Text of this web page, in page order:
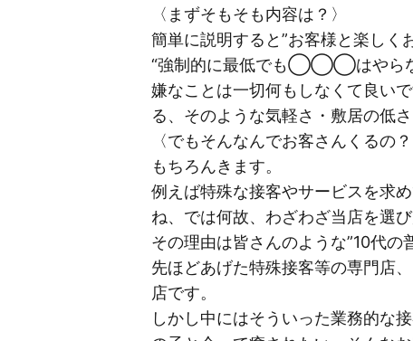
〈まずそもそも内容は？〉
簡単に説明すると”お客様と楽しく
“強制的に最低でも◯◯◯はやらな
嫌なことは一切何もしなくて良い
る、そのような気軽さ・敷居の低
〈でもそんなんでお客さんくるの？
もちろんきます。
例えば特殊な接客やサービスを求
ね、では何故、わざわざ当店を選
その理由は皆さんのような”10代の
先ほどあげた特殊接客等の専門店
店です。
しかし中にはそういった業務的な